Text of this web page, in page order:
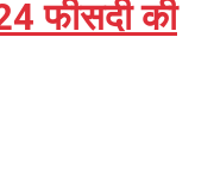
फीसदी की